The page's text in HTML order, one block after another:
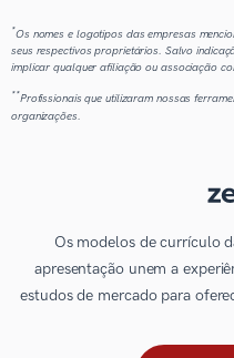
*Os nomes e logotipos das empresas
seus respectivos proprietários. Salvo
implicar qualquer afiliação ou associação
**Profissionais que utilizaram nossas
organizações.
Os modelos de currículo
apresentação unem a
estudos de mercado para